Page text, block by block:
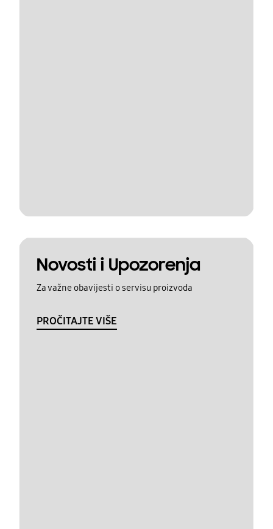
Novosti i Upozorenja
Za važne obavijesti o servisu proizvoda
PROČITAJTE VIŠE